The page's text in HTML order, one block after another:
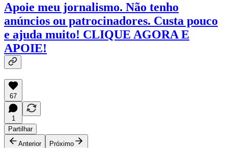
Apoie meu jornalismo. Não tenho
anúncios ou patrocinadores. Custa pouco
e ajuda muito! CLIQUE AGORA E
APOIE!
67
1
Partilhar
Anterior
Próximo